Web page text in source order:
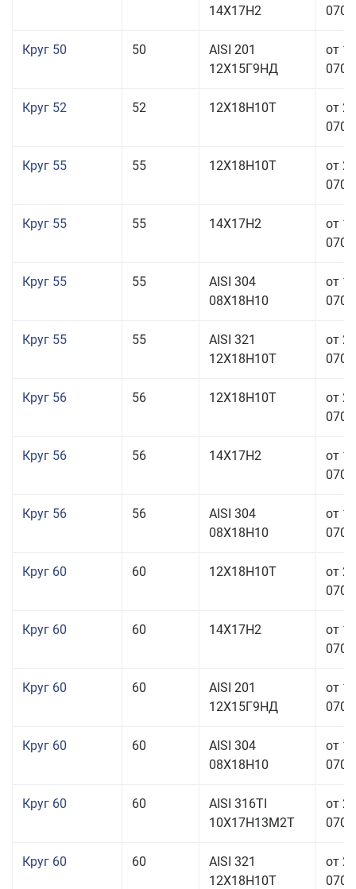
14Х17Н2
Круг 50 50
AISI 201
12Х15Г9НД
от
Круг 52 52 12Х18Н10Т
от
Круг 55 55 12Х18Н10Т
от
Круг 55 55 14Х17Н2
от
Круг 55 55
AISI 304
08Х18Н10
от
Круг 55 55
AISI 321
12Х18Н10Т
от
Круг 56 56 12Х18Н10Т
от
Круг 56 56 14Х17Н2
от
Круг 56 56
AISI 304
08Х18Н10
от
Круг 60 60 12Х18Н10Т
от
Круг 60 60 14Х17Н2
от
Круг 60 60
AISI 201
12Х15Г9НД
от
Круг 60 60
AISI 304
08Х18Н10
от
Круг 60 60
AISI 316TI
10Х17Н13М2Т
от
Круг 60 60
AISI 321
12Х18Н10Т
от